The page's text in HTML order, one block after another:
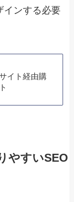
インする必要
イト経由購
やすいSEO